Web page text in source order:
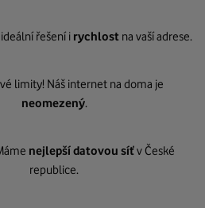
řešení i rychlost na vaší adrese.
limity! Náš internet na doma je
neomezený.
nejlepší datovou síťv České
republice.